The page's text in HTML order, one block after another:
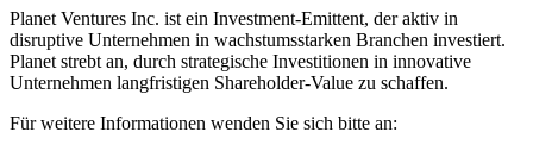
Planet Ventures Inc. ist ein Investment-Emittent, der aktiv in
disruptive Unternehmen in wachstumsstarken Branchen investiert.
Planet strebt an, durch strategische Investitionen in innovative
Unternehmen langfristigen Shareholder-Value zu schaffen.
Für weitere Informationen wenden Sie sich bitte an: